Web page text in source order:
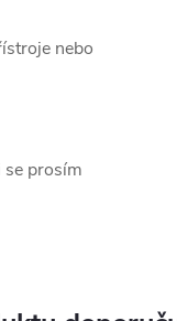
nebo
se prosím